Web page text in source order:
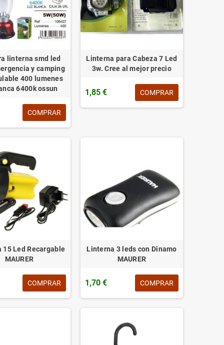
linterna smd led
y camping
400 lumenes
6400k ossun
COMPRAR
Linterna para Cabeza 7 Led
3w. Cree al mejor precio
1,85 € COMPRAR
15 Led Recargable
MAURER
COMPRAR
Linterna 3 leds con Dinamo
MAURER
1,70 € COMPRAR